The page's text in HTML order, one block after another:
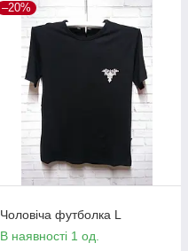
–20%
Чоловіча футболка L
В наявності 1 од.